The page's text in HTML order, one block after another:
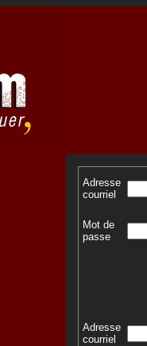
Adresse
courriel
Mot de
passe
Adresse
courriel